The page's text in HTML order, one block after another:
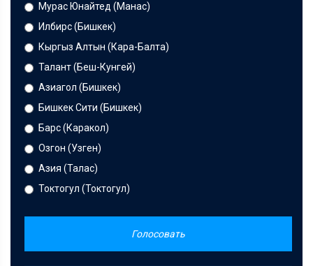
Мурас Юнайтед (Манас)
Илбирс (Бишкек)
Кыргыз Алтын (Кара-Балта)
Талант (Беш-Кунгей)
Азиагол (Бишкек)
Бишкек Сити (Бишкек)
Барс (Каракол)
Озгон (Узген)
Азия (Талас)
Токтогул (Токтогул)
Голосовать